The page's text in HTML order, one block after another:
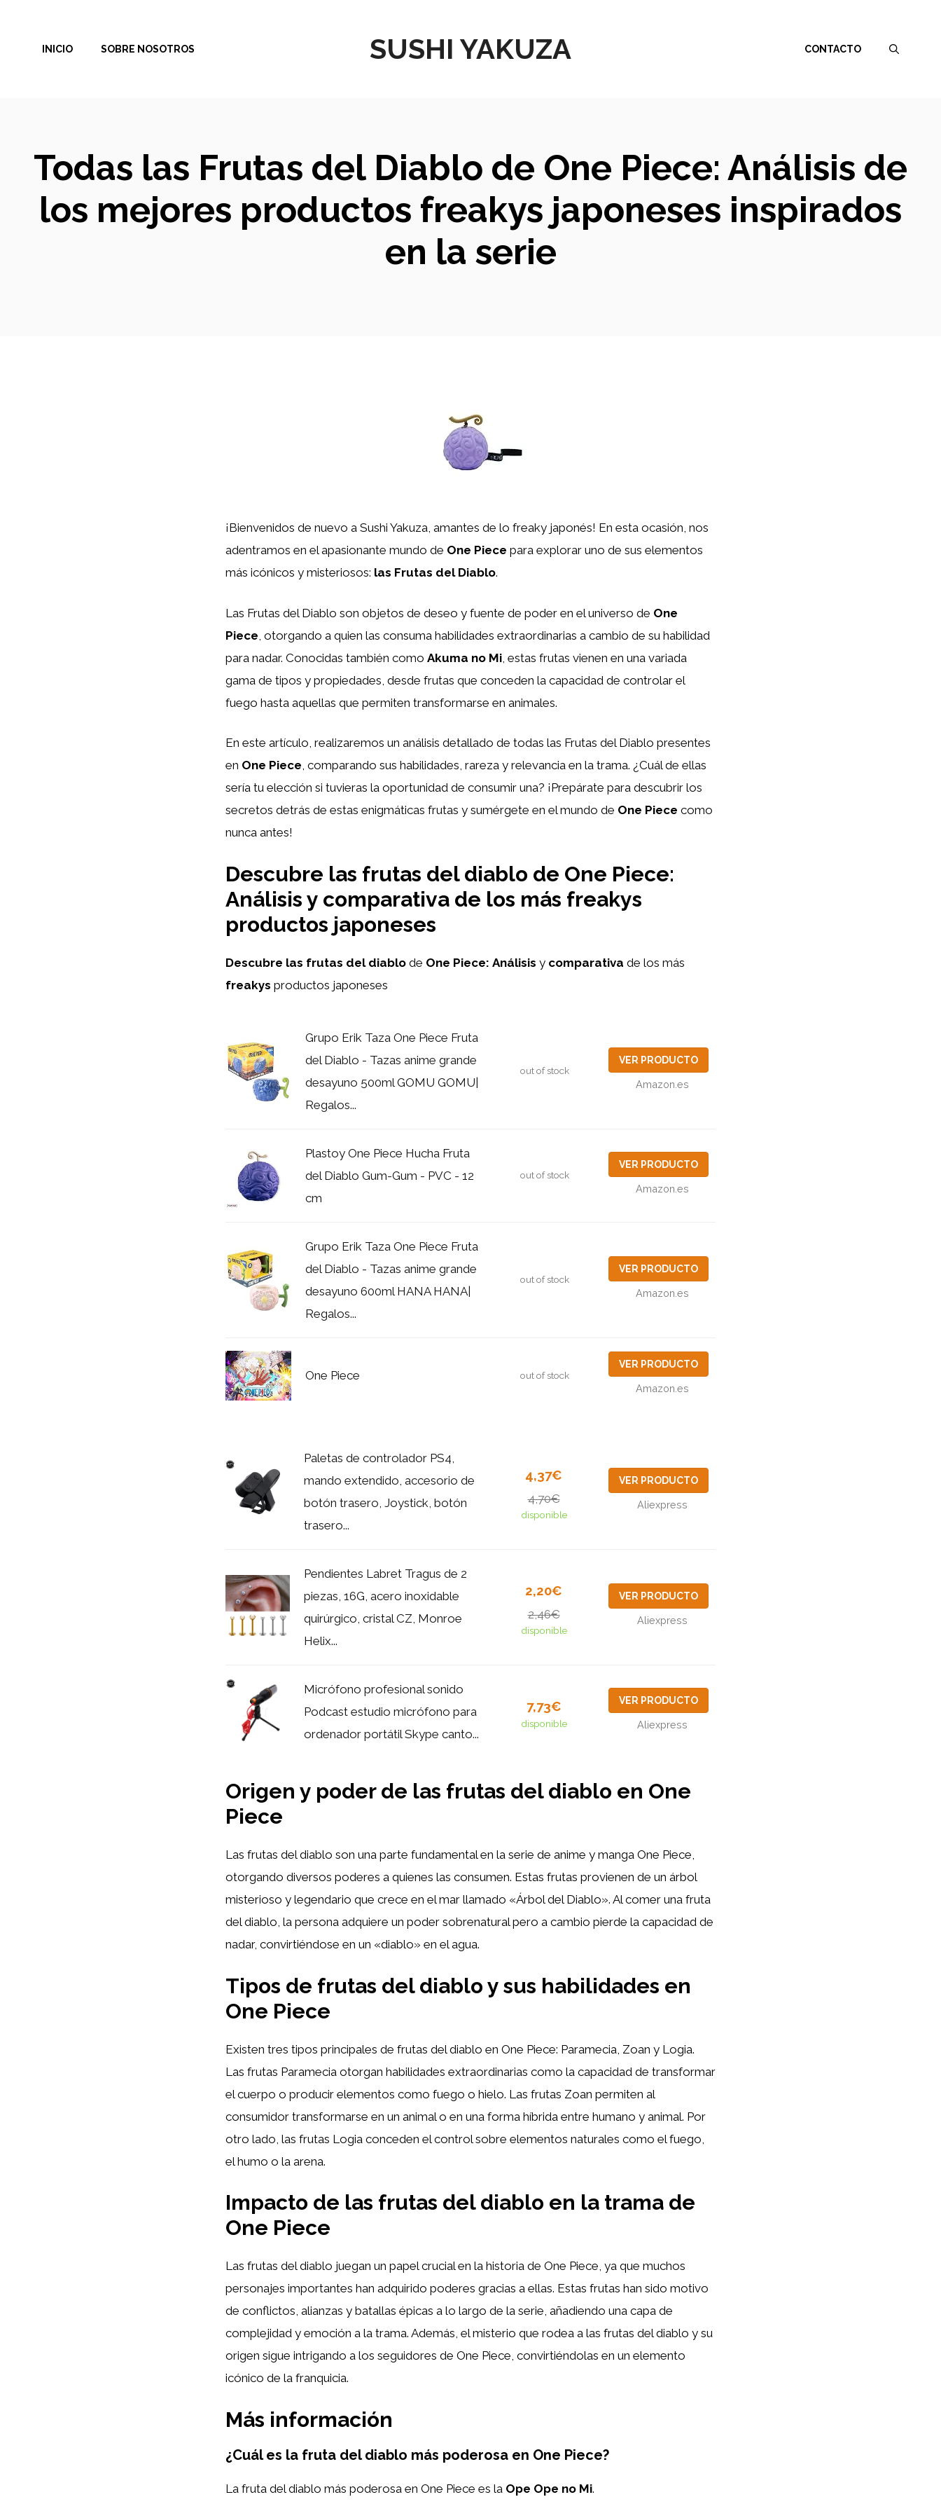
contenido
SUSHI YAKUZA
INICIO SOBRE NOSOTROS CONTACTO
Todas las Frutas del Diablo de One Piece: Análisis de
los mejores productos freakys japoneses inspirados
en la serie
¡Bienvenidos de nuevo a Sushi Yakuza, amantes de lo freaky japonés! En esta ocasión, nos
adentramos en el apasionante mundo de One Piece para explorar uno de sus elementos
más icónicos y misteriosos: las Frutas del Diablo.
Las Frutas del Diablo son objetos de deseo y fuente de poder en el universo de One
Piece , otorgando a quien las consuma habilidades extraordinarias a cambio de su habilidad
para nadar. Conocidas también como Akuma no Mi , estas frutas vienen en una variada
gama de tipos y propiedades, desde frutas que conceden la capacidad de controlar el
fuego hasta aquellas que permiten transformarse en animales.
En este artículo, realizaremos un análisis detallado de todas las Frutas del Diablo presentes
en One Piece, comparando sus habilidades, rareza y relevancia en la trama. ¿Cuál de ellas
sería tu elección si tuvieras la oportunidad de consumir una? ¡Prepárate para descubrir los
secretos detrás de estas enigmáticas frutas y sumérgete en el mundo de One Piece como
nunca antes!
Descubre las frutas del diablo de One Piece:
Análisis y comparativa de los más freakys
productos japoneses
Descubre las frutas del diablo de One Piece: Análisis y comparativa de los más
freakys productos japoneses
Grupo Erik Taza One Piece Fruta
del Diablo - Tazas anime grande
desayuno 500ml GOMU GOMU|
Regalos...
out of stock
VER PRODUCTO
Amazon.es
Plastoy One Piece Hucha Fruta
del Diablo Gum-Gum - PVC - 12
cm
out of stock
VER PRODUCTO
Amazon.es
Grupo Erik Taza One Piece Fruta
del Diablo - Tazas anime grande
desayuno 600ml HANA HANA|
Regalos...
out of stock
VER PRODUCTO
Amazon.es
One Piece out of stock
VER PRODUCTO
Amazon.es
Paletas de controlador PS4,
mando extendido, accesorio de
botón trasero, Joystick, botón
trasero...
4,37€
4,70€
disponible
VER PRODUCTO
Aliexpress
Pendientes Labret Tragus de 2
piezas, 16G, acero inoxidable
quirúrgico, cristal CZ, Monroe
Helix...
2,20€
2,46€
disponible
VER PRODUCTO
Aliexpress
Micrófono profesional sonido
Podcast estudio micrófono para
ordenador portátil Skype canto...
7,73€
disponible
VER PRODUCTO
Aliexpress
Origen y poder de las frutas del diablo en One
Piece
Las frutas del diablo son una parte fundamental en la serie de anime y manga One Piece,
otorgando diversos poderes a quienes las consumen. Estas frutas provienen de un árbol
misterioso y legendario que crece en el mar llamado «Árbol del Diablo». Al comer una fruta
del diablo, la persona adquiere un poder sobrenatural pero a cambio pierde la capacidad de
nadar, convirtiéndose en un «diablo» en el agua.
Tipos de frutas del diablo y sus habilidades en
One Piece
Existen tres tipos principales de frutas del diablo en One Piece: Paramecia, Zoan y Logia.
Las frutas Paramecia otorgan habilidades extraordinarias como la capacidad de transformar
el cuerpo o producir elementos como fuego o hielo. Las frutas Zoan permiten al
consumidor transformarse en un animal o en una forma híbrida entre humano y animal. Por
otro lado, las frutas Logia conceden el control sobre elementos naturales como el fuego,
el humo o la arena.
Impacto de las frutas del diablo en la trama de
One Piece
Las frutas del diablo juegan un papel crucial en la historia de One Piece, ya que muchos
personajes importantes han adquirido poderes gracias a ellas. Estas frutas han sido motivo
de conflictos, alianzas y batallas épicas a lo largo de la serie, añadiendo una capa de
complejidad y emoción a la trama. Además, el misterio que rodea a las frutas del diablo y su
origen sigue intrigando a los seguidores de One Piece, convirtiéndolas en un elemento
icónico de la franquicia.
Más información
¿Cuál es la fruta del diablo más poderosa en One Piece?
La fruta del diablo más poderosa en One Piece es la Ope Ope no Mi.